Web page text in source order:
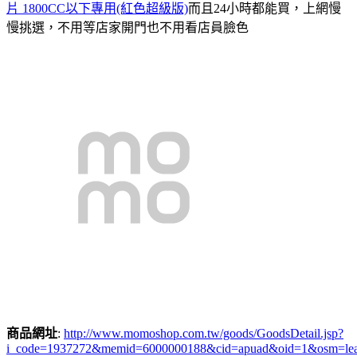
片 1800CC以下專用(紅色超級版)而且24小時都能買，上網慢
慢挑選，不用等店家開門也不用看店員臉色
商品網址: http://www.momoshop.com.tw/goods/GoodsDetail.jsp?